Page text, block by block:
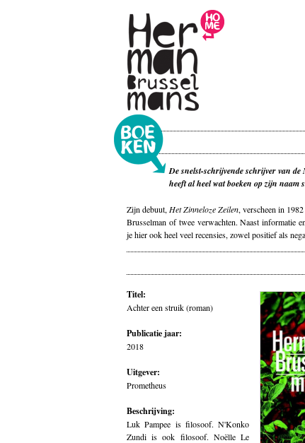
De snelst-schrijvende schrijver van
heeft al heel wat boeken op zijn naam
Zijn debuut, Het Zinneloze Zeilen, verscheen in
Brusselman of twee verwachten. Naast informatie
je hier ook heel veel recensies, zowel positief als
Titel:
Achter een struik (roman)
Publicatie jaar:
2018
Uitgever:
Prometheus
Beschrijving:
Luk Pampee is filosoof. N'Konko
Zundi is ook filosoof. Noëlle Le